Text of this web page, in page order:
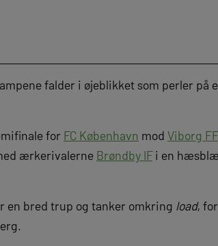
falder i øjeblikket som perler på
for FC København mod Viborg FF
ærkerivalerne Brøndby IFi en
en bred trup og tanker omkring load,